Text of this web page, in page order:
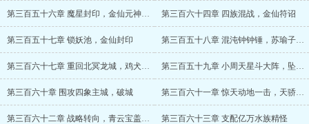
第三百五十六章 魔星封印，金仙元神，星宫往事 第三百六十四章 四族混战，金仙符诏
第三百五十七章 锁妖池，金仙封印 第三百五十八章 混沌钟钟锤，苏瑜子女。
第三百六十七章 重回北冥龙城，鸡犬升天 第三百五十九章 小周天星斗大阵，坠星攻略
第三百六十章 围攻四象主城，破城 第三百六十一章 惊天动地一击，天骄榜第一
第三百六十二章 战略转向，青云宝盖升级 第三百六十三章 支配亿万水族精怪